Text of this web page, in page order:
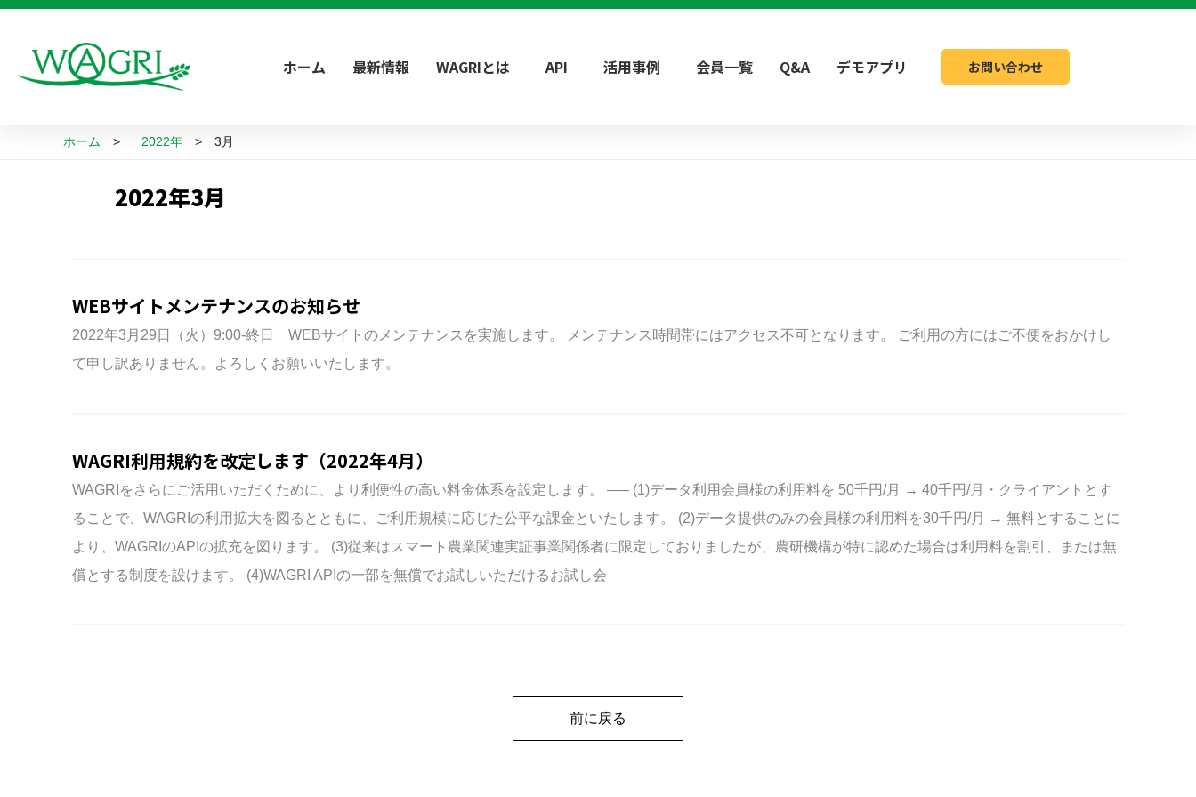
内
ホーム 最新情報 WAGRIとは API 活用事例 会員一覧 Q&A デモアプリ お問い合わせ
ホーム 2022年 3月
2022年3月
WEBサイトメンテナンスのお知らせ
2022年3月29日（火）9:00-終日 WEBサイトのメンテナンスを実施します。 メンテナンス時間帯にはアクセス不可となります。 ご利用の方にはご不便をおかけし
て申し訳ありません。よろしくお願いいたします。
WAGRI利用規約を改定します（2022年4月）
WAGRIをさらにご活用いただくために、より利便性の高い料金体系を設定します。 —– (1)データ利用会員様の利用料を 50千円/月 → 40千円/月・クライアントとす
ることで、WAGRIの利用拡大を図るとともに、ご利用規模に応じた公平な課金といたします。 (2)データ提供のみの会員様の利用料を30千円/月 → 無料とすることに
より、WAGRIのAPIの拡充を図ります。 (3)従来はスマート農業関連実証事業関係者に限定しておりましたが、農研機構が特に認めた場合は利用料を割引、または無
償とする制度を設けます。 (4)WAGRI APIの一部を無償でお試しいただけるお試し会
前に戻る